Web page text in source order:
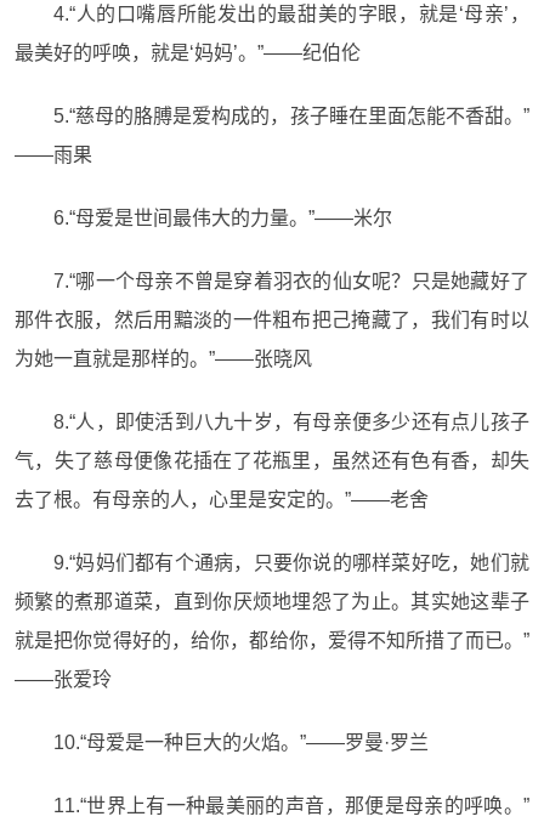
4.“人的口嘴唇所能发出的最甜美的字眼，就是‘母亲’，
最美好的呼唤，就是‘妈妈’。”——纪伯伦
5.“慈母的胳膊是爱构成的，孩子睡在里面怎能不香甜。”
——雨果
6.“母爱是世间最伟大的力量。”——米尔
7.“哪一个母亲不曾是穿着羽衣的仙女呢？只是她藏好了
那件衣服，然后用黯淡的一件粗布把己掩藏了，我们有时以
为她一直就是那样的。”——张晓风
8.“人，即使活到八九十岁，有母亲便多少还有点儿孩子
气，失了慈母便像花插在了花瓶里，虽然还有色有香，却失
去了根。有母亲的人，心里是安定的。”——老舍
9.“妈妈们都有个通病，只要你说的哪样菜好吃，她们就
频繁的煮那道菜，直到你厌烦地埋怨了为止。其实她这辈子
就是把你觉得好的，给你，都给你，爱得不知所措了而已。”
——张爱玲
10.“母爱是一种巨大的火焰。”——罗曼·罗兰
11.“世界上有一种最美丽的声音，那便是母亲的呼唤。”